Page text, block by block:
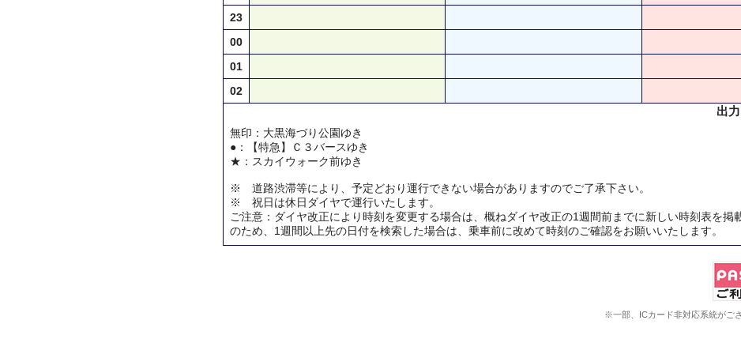
23
00
01
02
出
無印：大黒海づり公園ゆき
●：【特急】Ｃ３バースゆき
★：スカイウォーク前ゆき
※ 道路渋滞等により、予定どおり運行できない場合がありますのでご了承下さい。
※ 祝日は休日ダイヤで運行いたします。
ご注意：ダイヤ改正により時刻を変更する場合は、概ねダイヤ改正の1週間前までに新しい時刻表を掲
のため、1週間以上先の日付を検索した場合は、乗車前に改めて時刻のご確認をお願いいたします。
※一部、ICカード非対応系統がご